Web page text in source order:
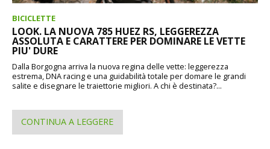
BICICLETTE
LOOK. LA NUOVA 785 HUEZ RS, LEGGEREZZA
ASSOLUTA E CARATTERE PER DOMINARE LE VETTE
PIU' DURE
Dalla Borgogna arriva la nuova regina delle vette: leggerezza
estrema, DNA racing e una guidabilità totale per domare le grandi
salite e disegnare le traiettorie migliori. A chi è destinata?...
CONTINUA A LEGGERE